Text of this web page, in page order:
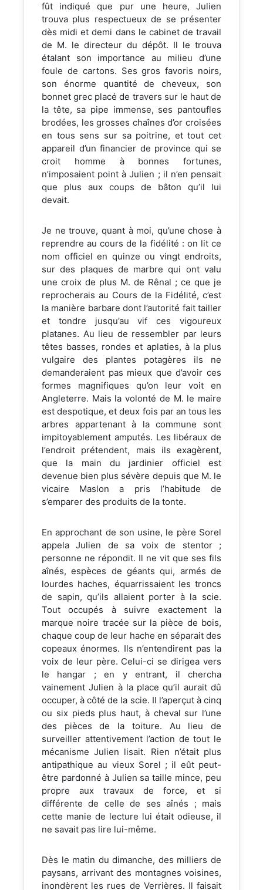
fût indiqué que pur une heure, Julien
trouva plus respectueux de se présenter
dès midi et demi dans le cabinet de travail
de M. le directeur du dépôt. Il le trouva
étalant son importance au milieu d’une
foule de cartons. Ses gros favoris noirs,
son énorme quantité de cheveux, son
bonnet grec placé de travers sur le haut de
la tête, sa pipe immense, ses pantoufles
brodées, les grosses chaînes d’or croisées
en tous sens sur sa poitrine, et tout cet
appareil d’un financier de province qui se
croit homme à bonnes fortunes,
n’imposaient point à Julien ; il n’en pensait
que plus aux coups de bâton qu’il lui
devait.
Je ne trouve, quant à moi, qu’une chose à
reprendre au cours de la fidélité : on lit ce
nom officiel en quinze ou vingt endroits,
sur des plaques de marbre qui ont valu
une croix de plus M. de Rênal ; ce que je
reprocherais au Cours de la Fidélité, c’est
la manière barbare dont l’autorité fait tailler
et tondre jusqu’au vif ces vigoureux
platanes. Au lieu de ressembler par leurs
têtes basses, rondes et aplaties, à la plus
vulgaire des plantes potagères ils ne
demanderaient pas mieux que d’avoir ces
formes magnifiques qu’on leur voit en
Angleterre. Mais la volonté de M. le maire
est despotique, et deux fois par an tous les
arbres appartenant à la commune sont
impitoyablement amputés. Les libéraux de
l’endroit prétendent, mais ils exagèrent,
que la main du jardinier officiel est
devenue bien plus sévère depuis que M. le
vicaire Maslon a pris l’habitude de
s’emparer des produits de la tonte.
En approchant de son usine, le père Sorel
appela Julien de sa voix de stentor ;
personne ne répondit. Il ne vit que ses fils
aînés, espèces de géants qui, armés de
lourdes haches, équarrissaient les troncs
de sapin, qu’ils allaient porter à la scie.
Tout occupés à suivre exactement la
marque noire tracée sur la pièce de bois,
chaque coup de leur hache en séparait des
copeaux énormes. Ils n’entendirent pas la
voix de leur père. Celui-ci se dirigea vers
le hangar ; en y entrant, il chercha
vainement Julien à la place qu’il aurait dû
occuper, à côté de la scie. Il l’aperçut à cinq
ou six pieds plus haut, à cheval sur l’une
des pièces de la toiture. Au lieu de
surveiller attentivement l’action de tout le
mécanisme Julien lisait. Rien n’était plus
antipathique au vieux Sorel ; il eût peut-
être pardonné à Julien sa taille mince, peu
propre aux travaux de force, et si
différente de celle de ses aînés ; mais
cette manie de lecture lui était odieuse, il
ne savait pas lire lui-même.
Dès le matin du dimanche, des milliers de
paysans, arrivant des montagnes voisines,
inondèrent les rues de Verrières. Il faisait